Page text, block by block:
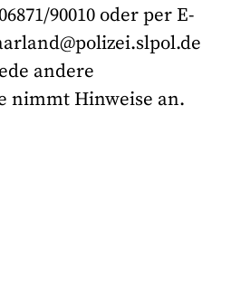
90010 oder per E-
andere
nimmt Hinweise an.